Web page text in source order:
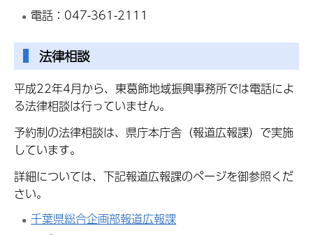
電話：047-361-2111
法律相談
平成22年4月から、東葛飾地域振興事務所では電話によ
る法律相談は行っていません。
予約制の法律相談は、県庁本庁舎（報道広報課）で実施
しています。
詳細については、下記報道広報課のページを御参照くだ
さい。
千葉県総合企画部報道広報課